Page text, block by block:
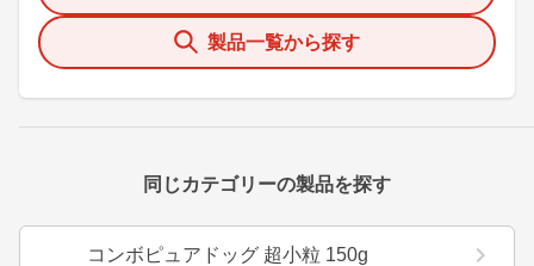
製品一覧から探す
同じカテゴリーの製品を探す
コンボピュアドッグ 超小粒 150g